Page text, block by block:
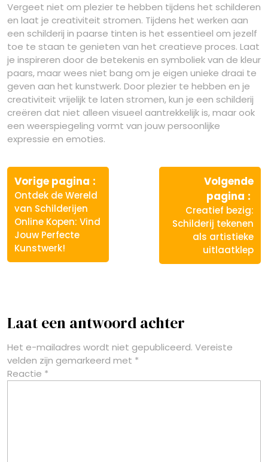
Vergeet niet om plezier te hebben tijdens het schilderen
en laat je creativiteit stromen. Tijdens het werken aan
een schilderij in paarse tinten is het essentieel om jezelf
toe te staan ​​te genieten van het creatieve proces. Laat
je inspireren door de betekenis en symboliek van de kleur
paars, maar wees niet bang om je eigen unieke draai te
geven aan het kunstwerk. Door plezier te hebben en je
creativiteit vrijelijk te laten stromen, kun je een schilderij
creëren dat niet alleen visueel aantrekkelijk is, maar ook
een weerspiegeling vormt van jouw persoonlijke
expressie en emoties.
Berichtnavigatie
Vorige pagina
Ontdek de Wereld
van Schilderijen
Online Kopen: Vind
Jouw Perfecte
Kunstwerk!
Volgende
pagina
Creatief bezig:
Schilderij tekenen
als artistieke
uitlaatklep
Laat een antwoord achter
Het e-mailadres wordt niet gepubliceerd. Vereiste
velden zijn gemarkeerd met *
Reactie *